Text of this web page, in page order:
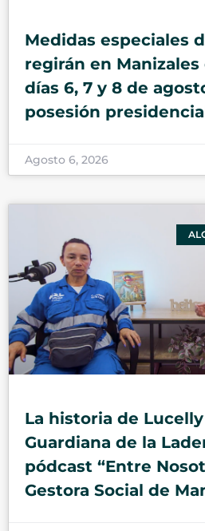
Medidas especiales
regirán en
días 6, 7 y 8 de
posesión
Agosto 6, 2026
La historia de
Guardiana de la
pódcast “Entre
Gestora Social de